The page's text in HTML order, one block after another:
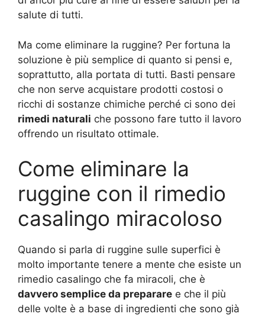
salute di tutti.
Ma come eliminare la ruggine? Per fortuna la
soluzione è più semplice di quanto si pensi e,
soprattutto, alla portata di tutti. Basti pensare
che non serve acquistare prodotti costosi o
ricchi di sostanze chimiche perché ci sono dei
rimedi naturali che possono fare tutto il lavoro
offrendo un risultato ottimale.
Come eliminare la
ruggine con il rimedio
casalingo miracoloso
Quando si parla di ruggine sulle superfici è
molto importante tenere a mente che esiste un
rimedio casalingo che fa miracoli, che è
davvero semplice da preparare e che il più
delle volte è a base di ingredienti che sono già